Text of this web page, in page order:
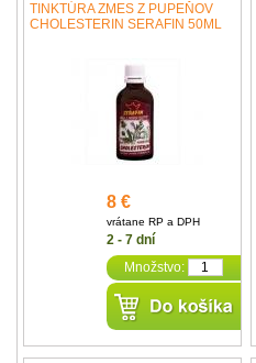
TINKTÚRA ZMES Z PUPEŇOV
CHOLESTERIN SERAFIN 50ML
8 €
vrátane RP a DPH
2 - 7 dní
Množstvo: